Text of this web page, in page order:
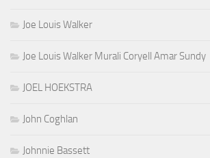
Joe Louis Walker
Joe Louis Walker Murali Coryell Amar Sundy
JOEL HOEKSTRA
John Coghlan
Johnnie Bassett